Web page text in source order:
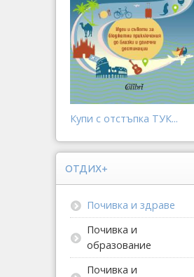
Купи с отстъпка ТУК...
ОТДИХ+
Почивка и здраве
Почивка и
образование
Почивка и